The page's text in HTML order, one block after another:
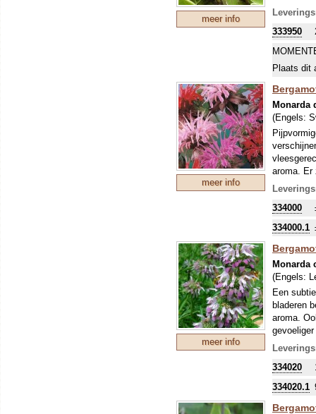
meer info
333950
Plaats dit
meer info
Monarda
(Engels:
aroma. Er
334000
334000.1
meer info
Monarda
(Engels:
Een
bladeren
aroma.
334020
334020.1